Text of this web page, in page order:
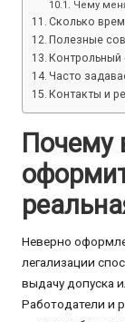
Чему
Сколько
Полезные
Часто
Контакты и
Почему
Неверно
легализации
выдачу допуска
Работодатели и